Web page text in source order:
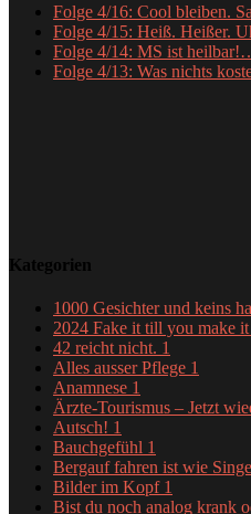
Folge 4/16: Cool bleiben.
Folge 4/15: Heiß. Heißer.
Folge 4/14: MS ist
Folge 4/13: Was nichts
Kategorien
1000 Gesichter und keins
2024 Fake it till you make it
42 reicht nicht. 1
Alles ausser Pflege 1
Anamnese 1
Ärzte-Tourismus – Jetzt
Autsch! 1
Bauchgefühl 1
Bergauf fahren ist wie
Bilder im Kopf 1
Bist du noch analog krank